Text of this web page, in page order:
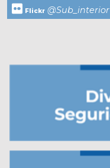
Flickr @Sub_interior